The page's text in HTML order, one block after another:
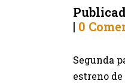
0
Segunda
estreno